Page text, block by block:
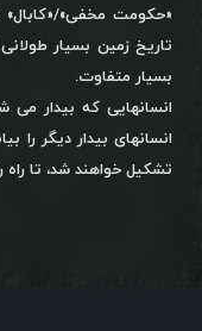
«حکومت مخفی»/
تاریخ زمین بسیار
بسیار متفاوت.
انسانهایی که بیدار می
انسانهای بیدار دیگر را
تشکیل خواهند شد، تا راه